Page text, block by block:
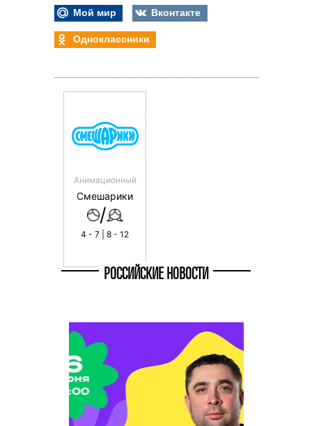
Мой мир
Вконтакте
Одноклассники
Анимационный
Смешарики
/
4 - 7 | 8 - 12
РОССИЙСКИЕ НОВОСТИ